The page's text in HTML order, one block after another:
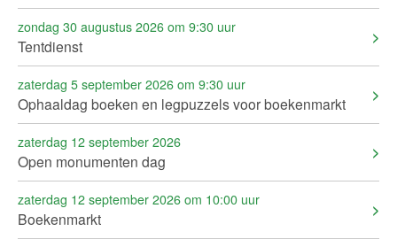
zondag 30 augustus 2026 om 9:30 uur
Tentdienst
zaterdag 5 september 2026 om 9:30 uur
Ophaaldag boeken en legpuzzels voor boekenmarkt
zaterdag 12 september 2026
Open monumenten dag
zaterdag 12 september 2026 om 10:00 uur
Boekenmarkt